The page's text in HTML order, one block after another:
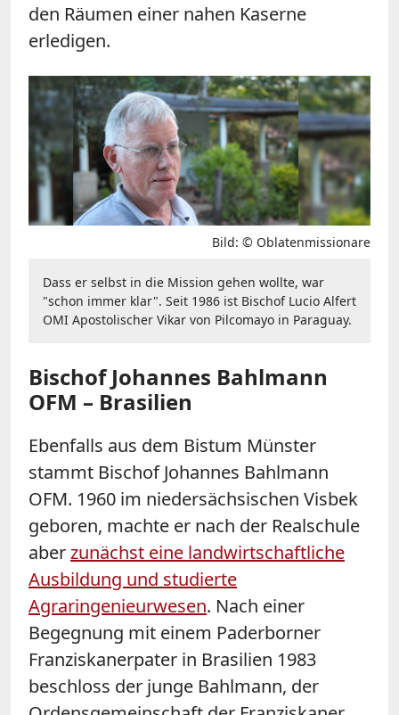
den Räumen einer nahen Kaserne
erledigen.
Bild: © Oblatenmissionare
Dass er selbst in die Mission gehen wollte, war
"schon immer klar". Seit 1986 ist Bischof Lucio Alfert
OMI Apostolischer Vikar von Pilcomayo in Paraguay.
Bischof Johannes Bahlmann
OFM – Brasilien
Ebenfalls aus dem Bistum Münster
stammt Bischof Johannes Bahlmann
OFM. 1960 im niedersächsischen Visbek
geboren, machte er nach der Realschule
aberzunächst eine landwirtschaftliche
Ausbildung und studierte
Agraringenieurwesen. Nach einer
Begegnung mit einem Paderborner
Franziskanerpater in Brasilien 1983
beschloss der junge Bahlmann, der